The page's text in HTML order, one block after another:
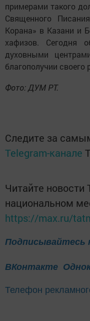
примерами такого
Священного
Корана» в Казани и
хафизов. Сегодня
духовными
благополучии своего
Фото: ДУМ РТ.
Следите за
Telegram-канале
Читайте новости
национальном
https://max.ru/
Подписывайтесь
ВКонтакте
Телефон